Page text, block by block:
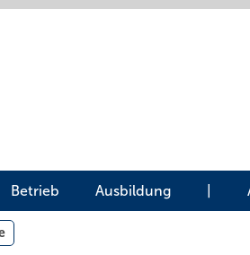
Betrieb Ausbildung